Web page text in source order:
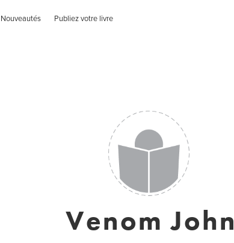
Nouveautés Publiez votre livre
Venom John